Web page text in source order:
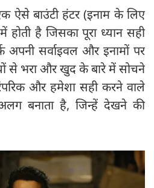
ऐसे बाउंटी हंटर (इनाम के लिए
है जिसका पूरा ध्यान सही
सर्वाइवल और इनामों पर
से भरा और खुद के बारे में सोचने
और हमेशा सही करने वाले
बनाता है, जिन्हें देखने की